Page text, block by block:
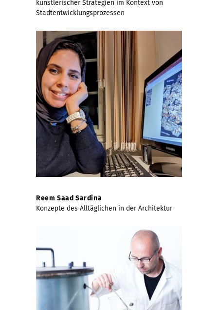
künstlerischer Strategien im Kontext von
Stadtentwicklungsprozessen
Reem Saad Sardina
Konzepte des Alltäglichen in der Architektur